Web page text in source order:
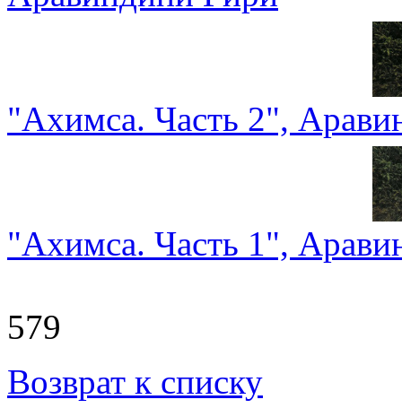
"Ахимса. Часть 2",
"Ахимса. Часть 1",
579
Возврат к списку